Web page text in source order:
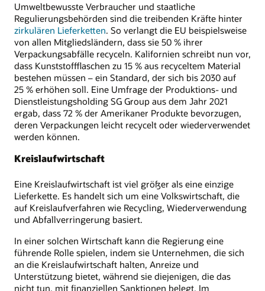
Umweltbewusste Verbraucher und staatliche
Regulierungsbehörden sind die treibenden Kräfte hinter
zirkulären Lieferketten. So verlangt die EU beispielsweise
von allen Mitgliedsländern, dass sie 50 % ihrer
Verpackungsabfälle recyceln. Kalifornien schreibt nun vor,
dass Kunststoffflaschen zu 15 % aus recyceltem Material
bestehen müssen – ein Standard, der sich bis 2030 auf
25 % erhöhen soll. Eine Umfrage der Produktions- und
Dienstleistungsholding SG Group aus dem Jahr 2021
ergab, dass 72 % der Amerikaner Produkte bevorzugen,
deren Verpackungen leicht recycelt oder wiederverwendet
werden können.
Kreislaufwirtschaft
Eine Kreislaufwirtschaft ist viel größer als eine einzige
Lieferkette. Es handelt sich um eine Volkswirtschaft, die
auf Kreislaufverfahren wie Recycling, Wiederverwendung
und Abfallverringerung basiert.
In einer solchen Wirtschaft kann die Regierung eine
führende Rolle spielen, indem sie Unternehmen, die sich
an die Kreislaufwirtschaft halten, Anreize und
Unterstützung bietet, während sie diejenigen, die das
nicht tun, mit finanziellen Sanktionen belegt. Im